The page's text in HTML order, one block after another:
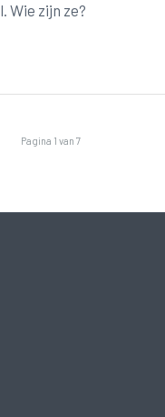
Wie zijn ze?
Pagina 1 van 7